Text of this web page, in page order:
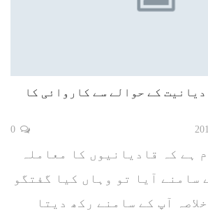
کے حوالے سے کاروائی کا
ہے کہ قادیانیوں کا معاملہ
سامنے آیا تو وہاں کیا گفتگو
آپ کے سامنے رکھ دیتا